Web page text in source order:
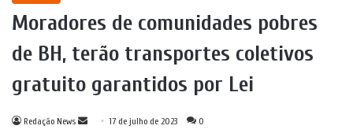
Moradores de comunidades pobres
de BH, terão transportes coletivos
gratuito garantidos por Lei
Redação News
Mande17 de julho de 2023 0